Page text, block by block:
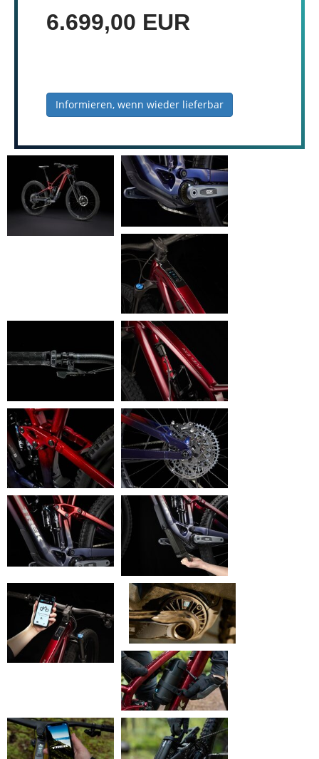
6.699,00 EUR
Informieren, wenn wieder lieferbar